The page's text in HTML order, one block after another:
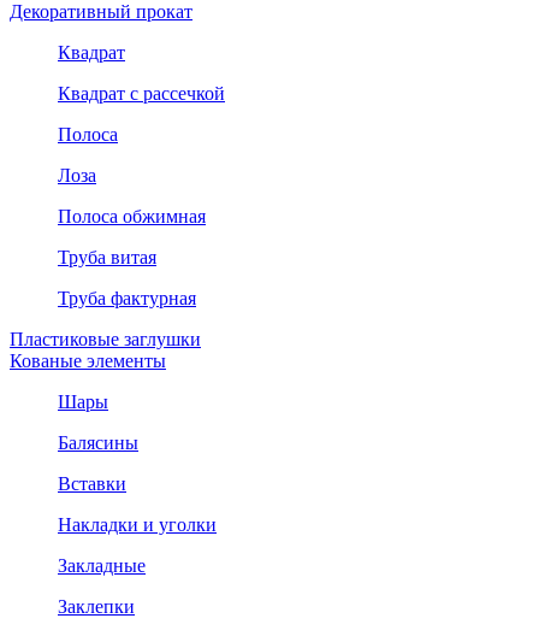
Декоративный прокат
Квадрат
Квадрат с рассечкой
Полоса
Лоза
Полоса обжимная
Труба витая
Труба фактурная
Пластиковые заглушки
Кованые элементы
Шары
Балясины
Вставки
Накладки и уголки
Закладные
Заклепки